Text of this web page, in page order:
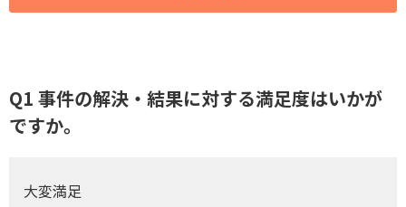
Q1 事件の解決・結果に対する満足度はいかが
ですか。
大変満足